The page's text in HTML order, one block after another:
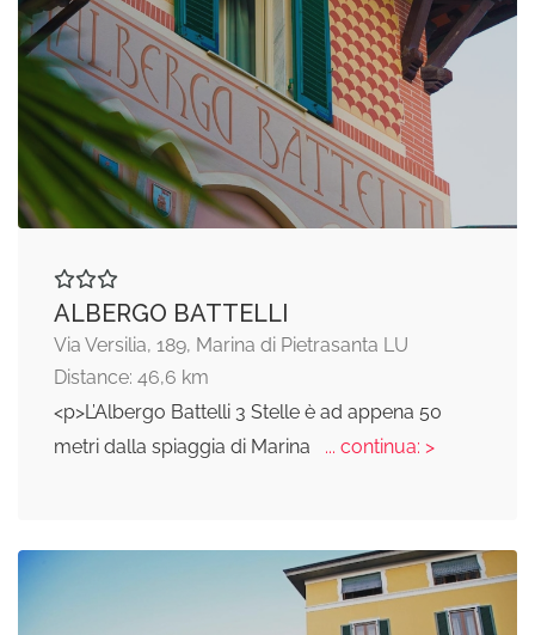
ALBERGO BATTELLI
Via Versilia, 189, Marina di Pietrasanta LU
Distance: 46,6 km
<p>L’Albergo Battelli 3 Stelle è ad appena 50
metri dalla spiaggia di Marina
... continua: >